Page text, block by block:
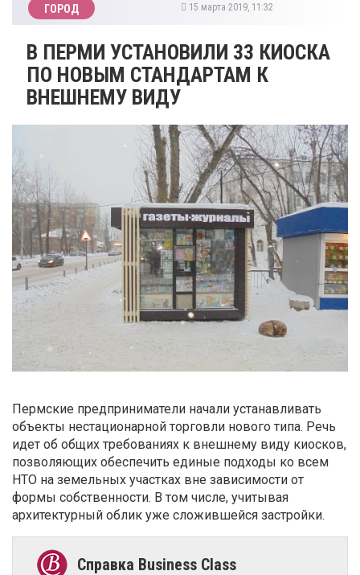
ГОРОД 15 марта 2019, 11:32
В ПЕРМИ УСТАНОВИЛИ 33 КИОСКА
ПО НОВЫМ СТАНДАРТАМ К
ВНЕШНЕМУ ВИДУ
Пермские предприниматели начали устанавливать
объекты нестационарной торговли нового типа. Речь
идет об общих требованиях к внешнему виду киосков,
позволяющих обеспечить единые подходы ко всем
НТО на земельных участках вне зависимости от
формы собственности. В том числе, учитывая
архитектурный облик уже сложившейся застройки.